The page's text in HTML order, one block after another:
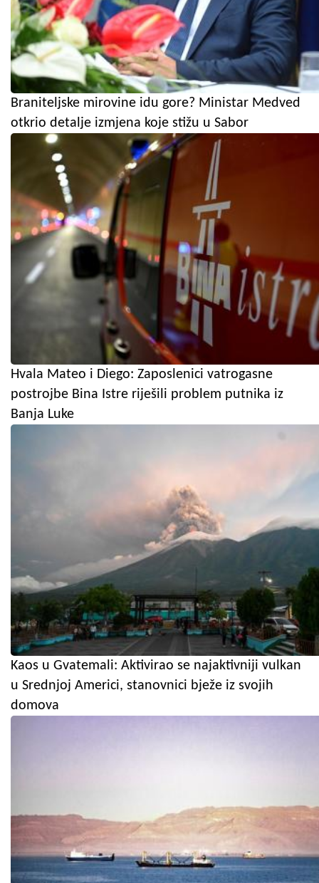
Braniteljske mirovine idu gore? Ministar Medved
otkrio detalje izmjena koje stižu u Sabor
Hvala Mateo i Diego: Zaposlenici vatrogasne
postrojbe Bina Istre riješili problem putnika iz
Banja Luke
Kaos u Gvatemali: Aktivirao se najaktivniji vulkan
u Srednjoj Americi, stanovnici bježe iz svojih
domova